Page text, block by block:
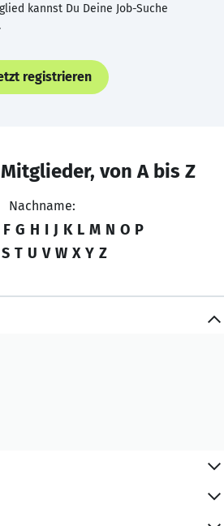
kannst Du Deine Job-Suche
registrieren
Mitglieder, von A bis Z
Nachname:
F G H I J K L M N O P
S T U V W X Y Z